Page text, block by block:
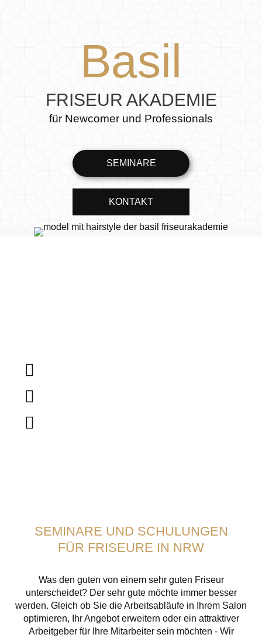
Basil
FRISEUR AKADEMIE
für Newcomer und Professionals
SEMINARE
KONTAKT
SEMINARE UND SCHULUNGEN
FÜR FRISEURE IN NRW
Was den guten von einem sehr guten Friseur
unterscheidet? Der sehr gute möchte immer besser
werden. Gleich ob Sie die Arbeitsabläufe in Ihrem Salon
optimieren, Ihr Angebot erweitern oder ein attraktiver
Arbeitgeber für Ihre Mitarbeiter sein möchten - Wir